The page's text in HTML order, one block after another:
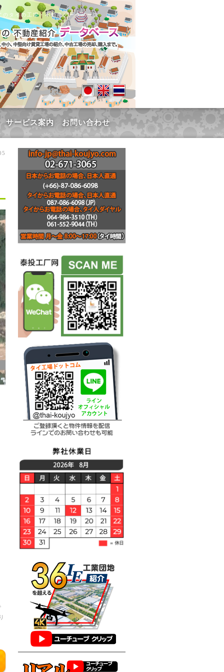
タイの工場・不動産データベース
サービス案内 お問い合わせ